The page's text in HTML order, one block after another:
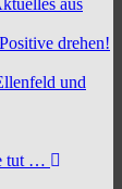
aus
drehen!
und
tut …